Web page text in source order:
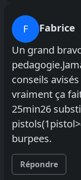
F
Fabrice
Un grand
conseils
vraiment ça
25min26
burpees.
Répondre